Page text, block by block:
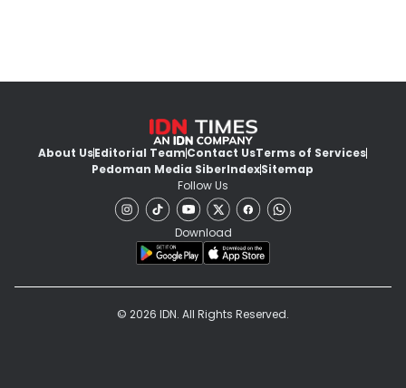
About UsEditorial TeamContact UsTerms of Services
Pedoman Media SiberIndexSitemap
Follow Us
Download
© 2026 IDN. All Rights Reserved.